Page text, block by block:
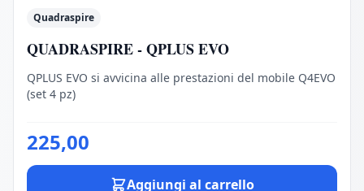
Quadraspire
QUADRASPIRE - QPLUS EVO
QPLUS EVO si avvicina alle prestazioni del mobile Q4EVO
(set 4 pz)
225,00
Aggiungi al carrello